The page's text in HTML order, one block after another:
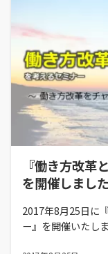
『働き方改革
を開催しまし
2017年8月25日に
ー』を開催いたしま